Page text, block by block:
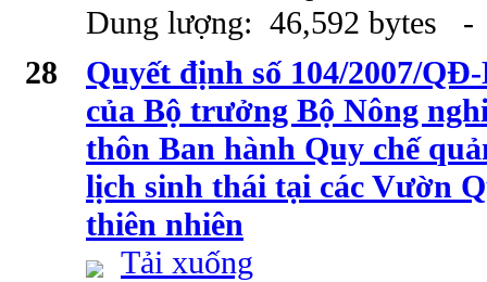
Dung lượng: 46,592 bytes
28
Quyết định số 104/2007/
của Bộ trưởng Bộ Nông
thôn Ban hành Quy chế
lịch sinh thái tại các Vườn
thiên nhiên
Tải xuống